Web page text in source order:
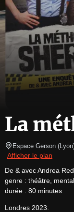
La
Espace Gerson (Lyon
Afficher le plan
De & avec Andrea
genre : théâtre,
durée : 80 minutes
Londres 2023.